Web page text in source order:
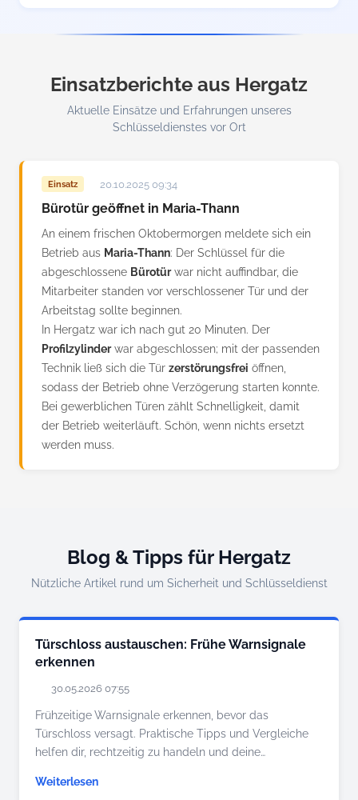
Einsatzberichte aus Hergatz
Aktuelle Einsätze und Erfahrungen unseres
Schlüsseldienstes vor Ort
Einsatz 20.10.2025 09:34
Bürotür geöffnet in Maria-Thann
An einem frischen Oktobermorgen meldete sich ein
Betrieb aus Maria-Thann: Der Schlüssel für die
abgeschlossene Bürotürwar nicht auffindbar, die
Mitarbeiter standen vor verschlossener Tür und der
Arbeitstag sollte beginnen.
In Hergatz war ich nach gut 20 Minuten. Der
Profilzylinderwar abgeschlossen; mit der passenden
Technik ließ sich die Tür zerstörungsfrei öffnen,
sodass der Betrieb ohne Verzögerung starten konnte.
Bei gewerblichen Türen zählt Schnelligkeit, damit
der Betrieb weiterläuft. Schön, wenn nichts ersetzt
werden muss.
Blog & Tipps für Hergatz
Nützliche Artikel rund um Sicherheit und Schlüsseldienst
Türschloss austauschen: Frühe Warnsignale
erkennen
30.05.2026 07:55
Frühzeitige Warnsignale erkennen, bevor das
Türschloss versagt. Praktische Tipps und Vergleiche
helfen dir, rechtzeitig zu handeln und deine…
Weiterlesen